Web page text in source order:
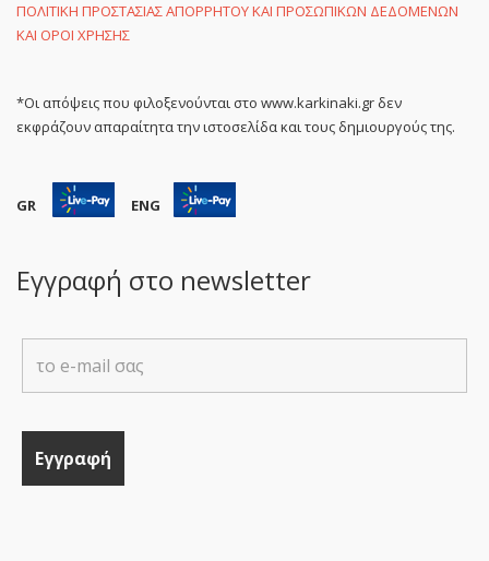
ΠΟΛΙΤΙΚΗ ΠΡΟΣΤΑΣΙΑΣ ΑΠΟΡΡΗΤΟΥ ΚΑΙ ΠΡΟΣΩΠΙΚΩΝ ΔΕΔΟΜΕΝΩΝ
ΚΑΙ ΟΡΟΙ ΧΡΗΣΗΣ
*Οι απόψεις που φιλοξενούνται στο www.karkinaki.gr δεν
εκφράζουν απαραίτητα την ιστοσελίδα και τους δημιουργούς της.
GR ENG
Εγγραφή στο newsletter